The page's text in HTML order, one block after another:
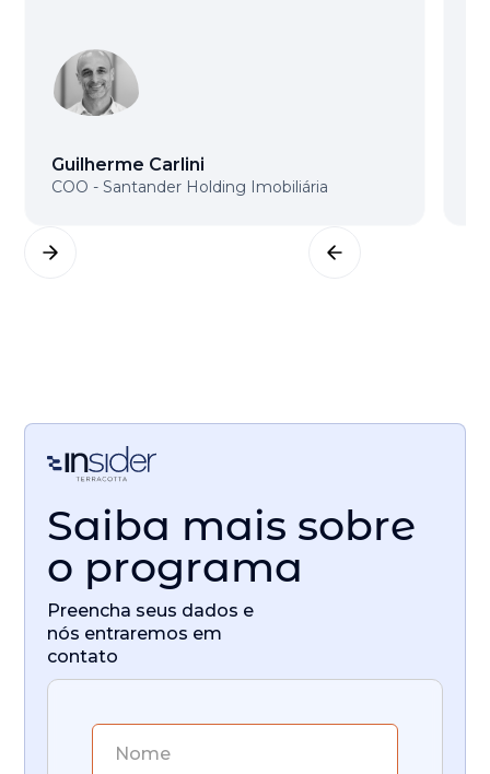
Guilherme Carlini
COO - Santander Holding Imobiliária
Saiba mais sobre
o programa
Preencha seus dados e
nós entraremos em
contato